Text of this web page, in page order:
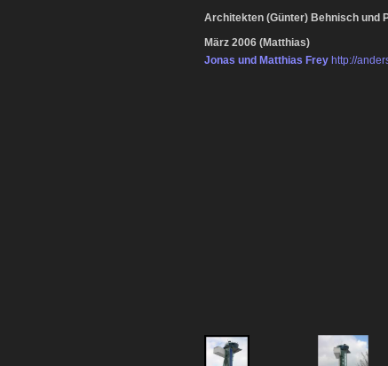
Architekten (Günter) Behnisch und
März 2006 (Matthias)
Jonas und Matthias Frey http://